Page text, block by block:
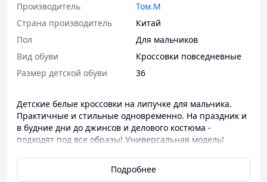
Производитель
Том.М
Страна производитель
Китай
Пол
Для мальчиков
Вид обуви
Кроссовки повседневные
Размер детской обуви
36
Детские белые кроссовки на липучке для мальчика.
Практичные и стильные одновременно. На праздник и
в будние дни до джинсов и делового костюма -
подходят под все образы! Универсальная модель!
РОЗМІРИ В НАЯВНОСТІ: 25 26 27 28 29 30 720ГРН
31 32 33 34 35 36 - 750ГРН
Подробнее